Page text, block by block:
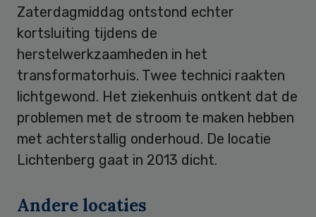
Zaterdagmiddag ontstond echter
kortsluiting tijdens de
herstelwerkzaamheden in het
transformatorhuis. Twee technici raakten
lichtgewond. Het ziekenhuis ontkent dat de
problemen met de stroom te maken hebben
met achterstallig onderhoud. De locatie
Lichtenberg gaat in 2013 dicht.
Andere locaties